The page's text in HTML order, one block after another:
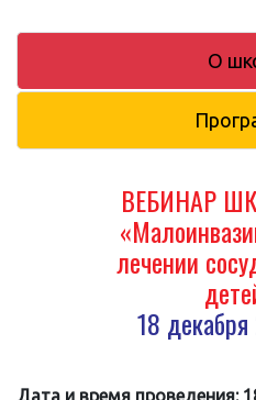
О
ВЕБИНАР
лечении
18
Дата и время проведения: